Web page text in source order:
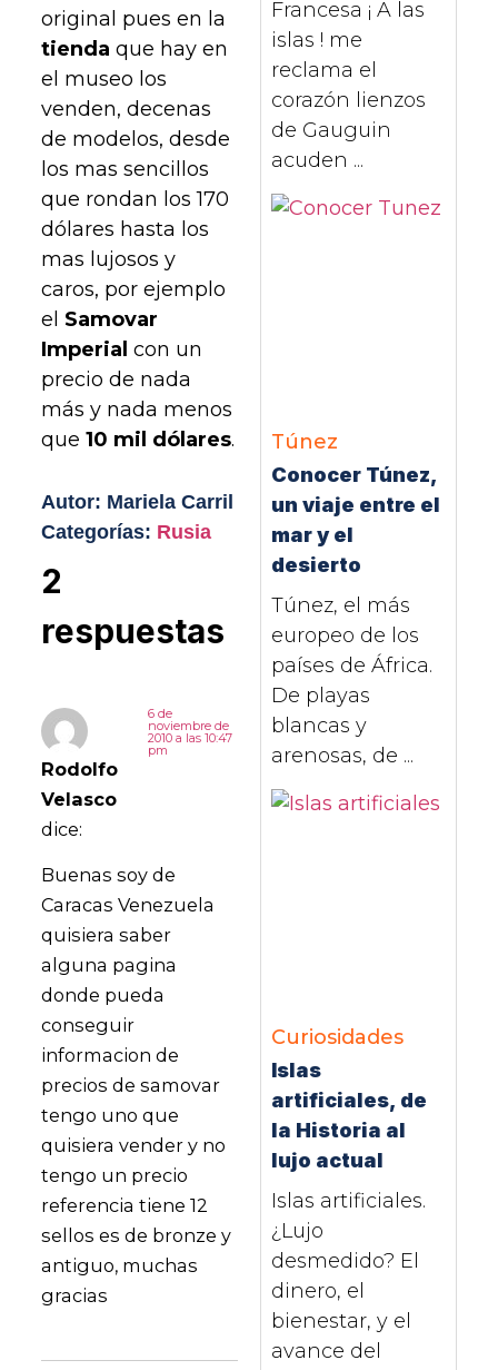
original pues en la
tienda que hay en
el museo los
venden, decenas
de modelos, desde
los mas sencillos
que rondan los 170
dólares hasta los
mas lujosos y
caros, por ejemplo
el Samovar
Imperial con un
precio de nada
más y nada menos
que 10 mil dólares.
Autor: Mariela Carril
Categorías: Rusia
2
respuestas
Rodolfo
Velasco
dice:
6 de
noviembre de
2010 a las 10:47
pm
Buenas soy de
Caracas Venezuela
quisiera saber
alguna pagina
donde pueda
conseguir
informacion de
precios de samovar
tengo uno que
quisiera vender y no
tengo un precio
referencia tiene 12
sellos es de bronze y
antiguo, muchas
gracias
Francesa ¡ A las
islas ! me
reclama el
corazón lienzos
de Gauguin
acuden ...
Túnez
Conocer Túnez,
un viaje entre el
mar y el
desierto
Túnez, el más
europeo de los
países de África.
De playas
blancas y
arenosas, de ...
Curiosidades
Islas
artificiales, de
la Historia al
lujo actual
Islas artificiales.
¿Lujo
desmedido? El
dinero, el
bienestar, y el
avance del